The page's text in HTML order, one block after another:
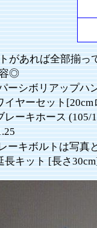
があれば全部揃っ
◎
ーシボリアップハ
イヤーセット[20cm
レーキホース
ーキボルトは写真
長キット [長さ